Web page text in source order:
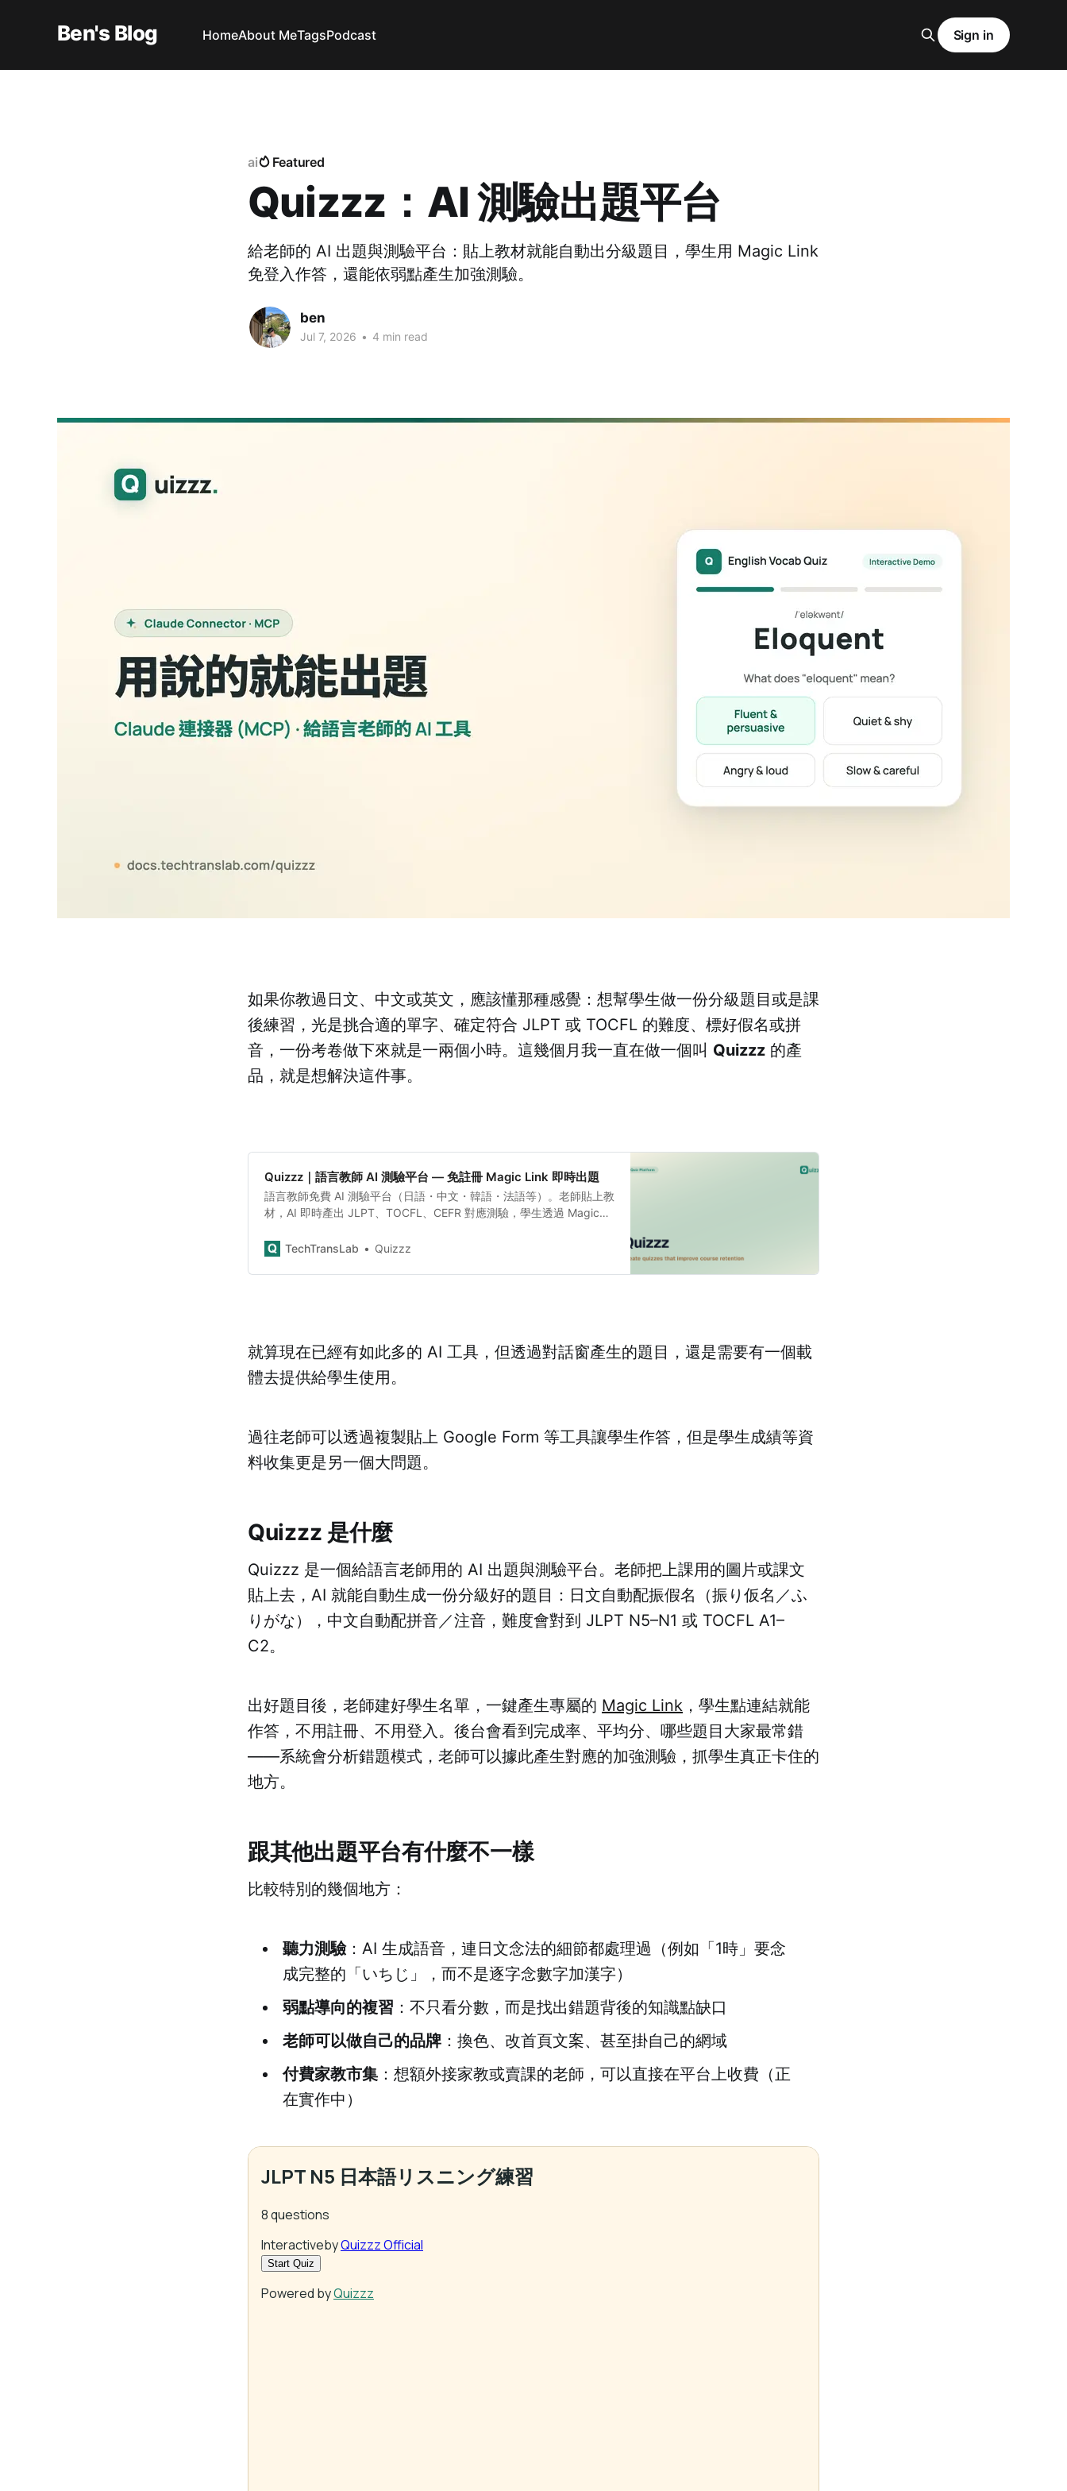
Ben's Blog HomeAbout MeTagsPodcast Sign in
ai Featured
Quizzz：AI 測驗出題平台
給老師的 AI 出題與測驗平台：貼上教材就能自動出分級題目，學生用 Magic Link
免登入作答，還能依弱點產生加強測驗。
ben
Jul 7, 2026 • 4 min read
如果你教過日文、中文或英文，應該懂那種感覺：想幫學生做一份分級題目或是課
後練習，光是挑合適的單字、確定符合 JLPT 或 TOCFL 的難度、標好假名或拼
音，一份考卷做下來就是一兩個小時。這幾個月我一直在做一個叫 Quizzz 的產
品，就是想解決這件事。
Quizzz｜語言教師 AI 測驗平台 — 免註冊 Magic Link 即時出題
語言教師免費 AI 測驗平台（日語・中文・韓語・法語等）。老師貼上教
材，AI 即時產出 JLPT、TOCFL、CEFR 對應測驗，學生透過 Magic
TechTransLab
Quizzz
就算現在已經有如此多的 AI 工具，但透過對話窗產生的題目，還是需要有一個載
體去提供給學生使用。
過往老師可以透過複製貼上 Google Form 等工具讓學生作答，但是學生成績等資
料收集更是另一個大問題。
Quizzz 是什麼
Quizzz 是一個給語言老師用的 AI 出題與測驗平台。老師把上課用的圖片或課文
貼上去，AI 就能自動生成一份分級好的題目：日文自動配振假名（振り仮名／ふ
りがな），中文自動配拼音／注音，難度會對到 JLPT N5–N1 或 TOCFL A1–
C2。
出好題目後，老師建好學生名單，一鍵產生專屬的 Magic Link ，學生點連結就能
作答，不用註冊、不用登入。後台會看到完成率、平均分、哪些題目大家最常錯
——系統會分析錯題模式，老師可以據此產生對應的加強測驗，抓學生真正卡住的
地方。
跟其他出題平台有什麼不一樣
比較特別的幾個地方：
聽力測驗：AI 生成語音，連日文念法的細節都處理過（例如「1時」要念
成完整的「いちじ」，而不是逐字念數字加漢字）
弱點導向的複習 ：不只看分數，而是找出錯題背後的知識點缺口
老師可以做自己的品牌 ：換色、改首頁文案、甚至掛自己的網域
付費家教市集 ：想額外接家教或賣課的老師，可以直接在平台上收費（正
在實作中）